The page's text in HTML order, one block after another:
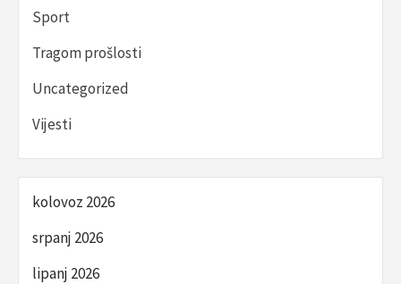
Sport
Tragom prošlosti
Uncategorized
Vijesti
kolovoz 2026
srpanj 2026
lipanj 2026